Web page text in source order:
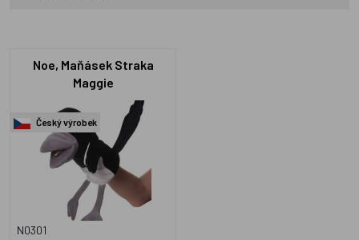
Noe, Maňásek Straka
Maggie
Český výrobek
N0301